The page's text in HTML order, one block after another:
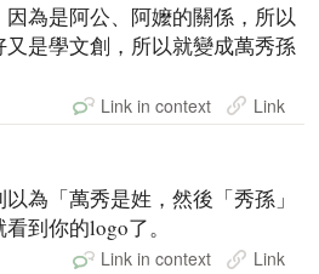
為是阿公、阿嬤的關係，所以
是學文創，所以就變成萬秀孫
Link in context Link
為「萬秀是姓，然後「秀孫」
到你的logo了。
Link in context Link